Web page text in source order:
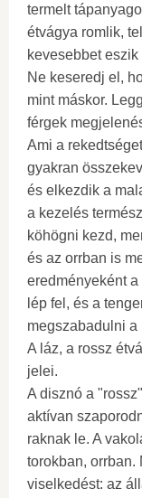
termelt
étvágya romlik,
kevesebbet
Ne keseredj el,
mint máskor.
férgek
Ami a
gyakran
és elkezdik a
a kezelés
köhögni kezd,
és az orrban is
eredményeként
lép fel, és a
megszabadulni a
A láz, a rossz
jelei.
A disznó a
aktívan
raknak le. A
torokban, orrban.
viselkedést: az